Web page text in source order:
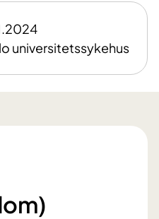
universitetssykehus